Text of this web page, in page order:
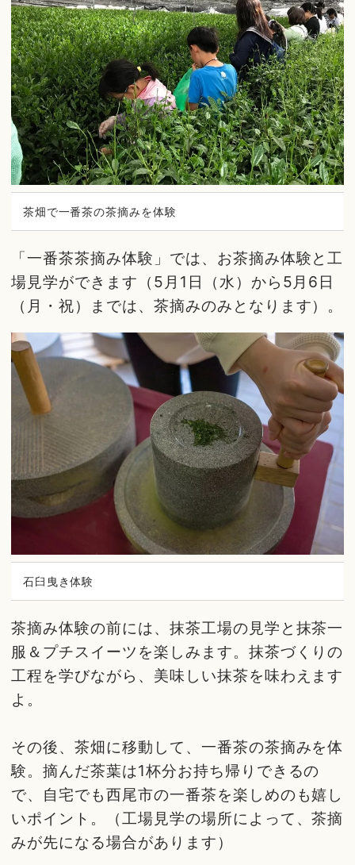
茶畑で一番茶の茶摘みを体験
「一番茶茶摘み体験」では、お茶摘み体験と工
場見学ができます（5月1日（水）から5月6日
（月・祝）までは、茶摘みのみとなります）。
石臼曳き体験
茶摘み体験の前には、抹茶工場の見学と抹茶一
服＆プチスイーツを楽しみます。抹茶づくりの
工程を学びながら、美味しい抹茶を味わえます
よ。
その後、茶畑に移動して、一番茶の茶摘みを体
験。摘んだ茶葉は1杯分お持ち帰りできるの
で、自宅でも西尾市の一番茶を楽しめのも嬉し
いポイント。（工場見学の場所によって、茶摘
みが先になる場合があります）